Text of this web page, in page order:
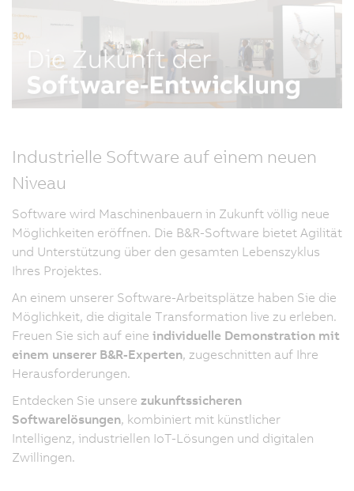
Industrielle Software auf einem neuen
Niveau
Software wird Maschinenbauern in Zukunft völlig neue
Möglichkeiten eröffnen. Die B&R-Software bietet Agilität
und Unterstützung über den gesamten Lebenszyklus
Ihres Projektes.
An einem unserer Software-Arbeitsplätze haben Sie die
Möglichkeit, die digitale Transformation live zu erleben.
Freuen Sie sich auf eine individuelle Demonstration mit
einem unserer B&R-Experten, zugeschnitten auf Ihre
Herausforderungen.
Entdecken Sie unsere zukunftssicheren
Softwarelösungen, kombiniert mit künstlicher
Intelligenz, industriellen IoT-Lösungen und digitalen
Zwillingen.